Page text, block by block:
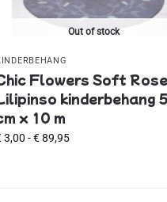
Out of stock
Flowers Soft Rose
kinderbehang
x 10 m
3,00 -€89,95